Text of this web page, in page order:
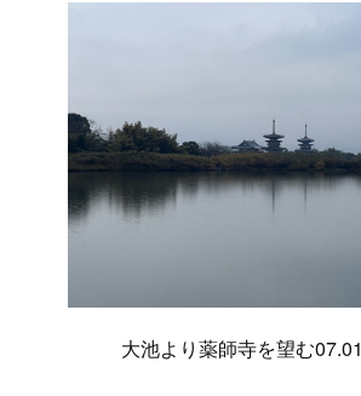
大池より薬師寺を望む07.01